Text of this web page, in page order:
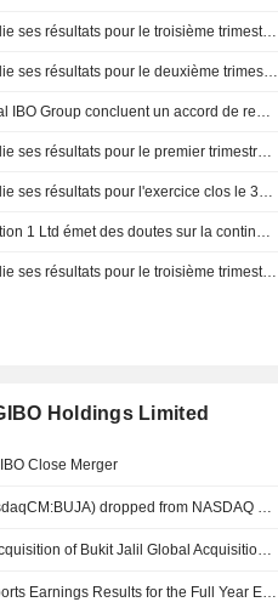
Bukit Jalil Global Acquisition 1 Ltd publie ses résultats pour le troisième trimestre et les neuf mois clos le 30 septembre 2024
Bukit Jalil Global Acquisition 1 Ltd publie ses résultats pour le deuxième trimestre et le semestre clos le 30 juin 2024
Bukit Jalil Global Acquisition 1 et Global IBO Group concluent un accord de regroupement d'entreprises
Bukit Jalil Global Acquisition 1 Ltd publie ses résultats pour le premier trimestre clos le 31 mars 2024
Bukit Jalil Global Acquisition 1 Ltd publie ses résultats pour l'exercice clos le 31 décembre 2023
L'auditeur de Bukit Jalil Global Acquisition 1 Ltd émet des doutes sur la continuité de l'exploitation
Bukit Jalil Global Acquisition 1 Ltd publie ses résultats pour le troisième trimestre et les neuf mois clos le 30 septembre 2023
Holdings Limited
Close Merger